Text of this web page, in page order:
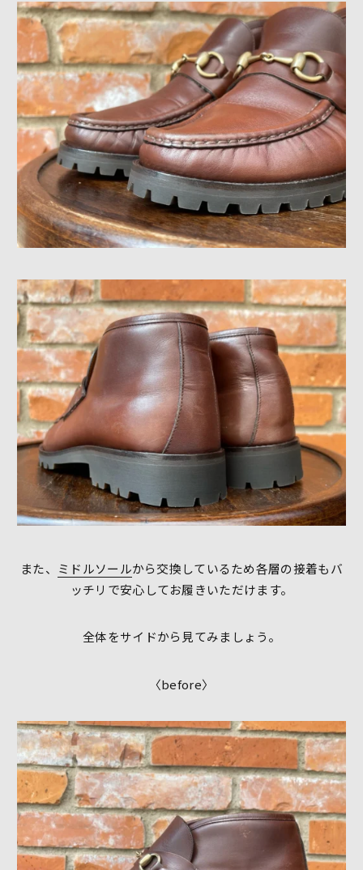
また、 ミドルソールから交換しているため各層の接着もバ
ッチリで安心してお履きいただけます。
全体をサイドから見てみましょう。
〈before〉